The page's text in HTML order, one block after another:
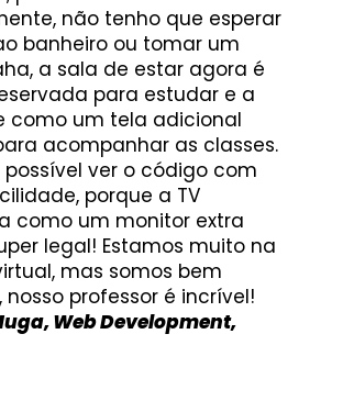
não tenho que esperar
banheiro ou tomar um
a sala de estar agora é
para estudar e a
como um tela adicional
acompanhar as classes.
possível ver o código com
porque a TV
como um monitor extra
legal! Estamos muito na
mas somos bem
professor é incrível!
Web Development,